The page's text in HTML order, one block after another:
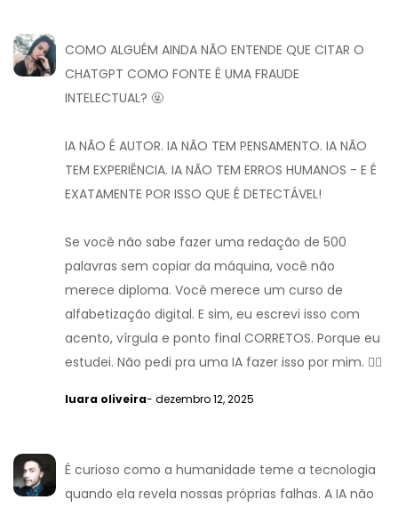
COMO ALGUÉM AINDA NÃO ENTENDE QUE CITAR O
CHATGPT COMO FONTE É UMA FRAUDE
INTELECTUAL? 🤬
IA NÃO É AUTOR. IA NÃO TEM PENSAMENTO. IA NÃO
TEM EXPERIÊNCIA. IA NÃO TEM ERROS HUMANOS - E É
EXATAMENTE POR ISSO QUE É DETECTÁVEL!
Se você não sabe fazer uma redação de 500
palavras sem copiar da máquina, você não
merece diploma. Você merece um curso de
alfabetização digital. E sim, eu escrevi isso com
acento, vírgula e ponto final CORRETOS. Porque eu
estudei. Não pedi pra uma IA fazer isso por mim. 🤷‍♀️
luara oliveira- dezembro 12, 2025
É curioso como a humanidade teme a tecnologia
quando ela revela nossas próprias falhas. A IA não